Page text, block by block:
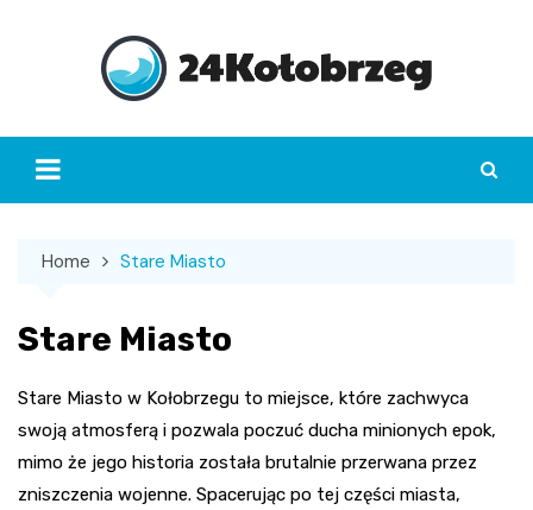
Home Stare Miasto
Stare Miasto
Stare Miasto w Kołobrzegu to miejsce, które zachwyca
swoją atmosferą i pozwala poczuć ducha minionych epok,
mimo że jego historia została brutalnie przerwana przez
zniszczenia wojenne. Spacerując po tej części miasta,